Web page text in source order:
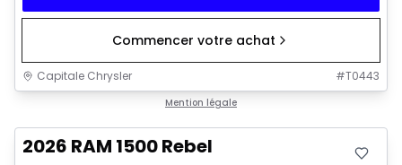
Commencer votre achat
Capitale Chrysler #T0443
Mention légale
2026 RAM 1500 Rebel